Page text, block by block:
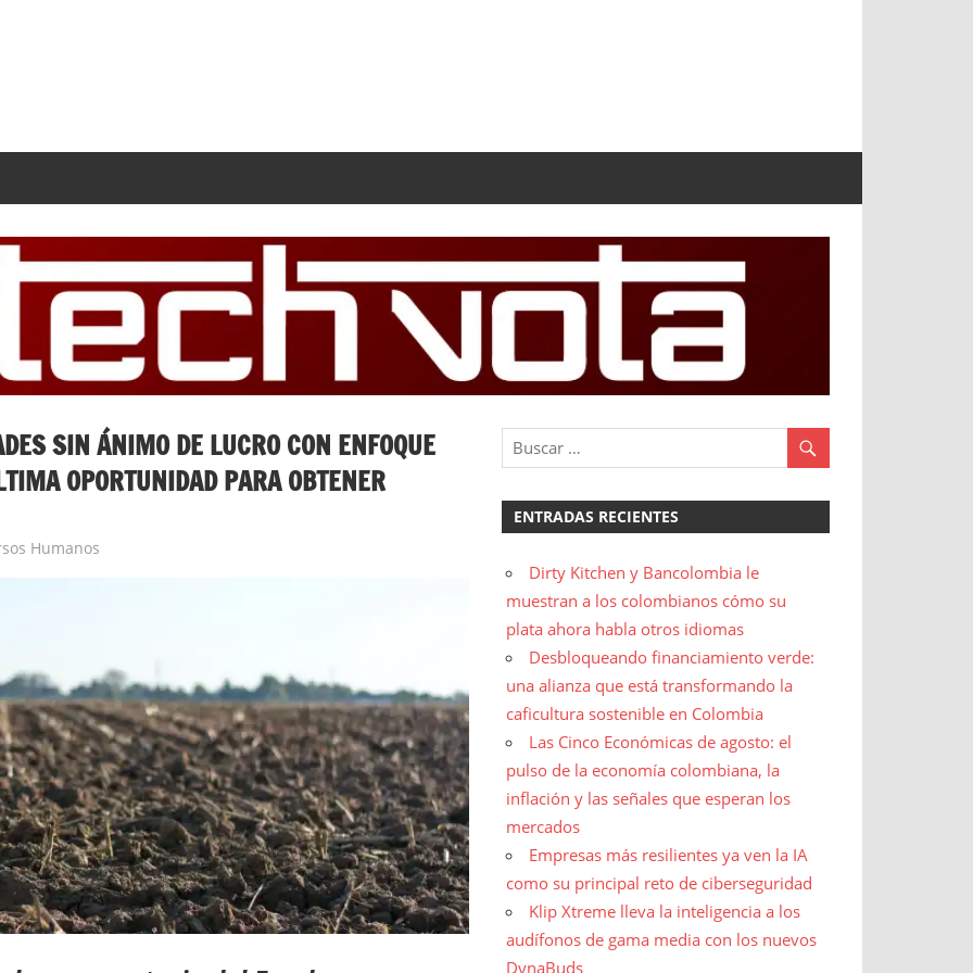
SIN ÁNIMO DE LUCRO CON ENFOQUE
OPORTUNIDAD PARA OBTENER
Humanos
ENTRADAS RECIENTES
Dirty Kitchen y Bancolombia le
muestran a los colombianos cómo su
plata ahora habla otros idiomas
Desbloqueando financiamiento verde:
una alianza que está transformando la
caficultura sostenible en Colombia
Las Cinco Económicas de agosto: el
pulso de la economía colombiana, la
inflación y las señales que esperan los
mercados
Empresas más resilientes ya ven la IA
como su principal reto de ciberseguridad
Klip Xtreme lleva la inteligencia a los
audífonos de gama media con los nuevos
DynaBuds